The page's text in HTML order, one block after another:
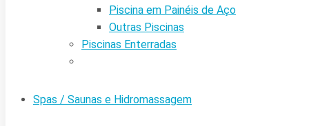
Piscina em Painéis de Aço
Outras Piscinas
Piscinas Enterradas
Spas / Saunas e Hidromassagem